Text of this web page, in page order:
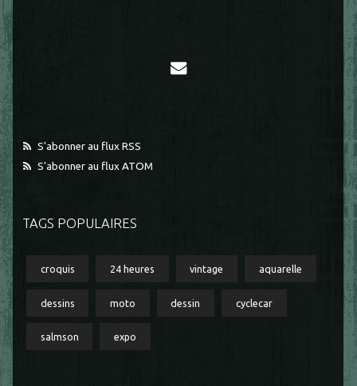
S'abonner au flux RSS
S'abonner au flux ATOM
TAGS POPULAIRES
croquis 24 heures vintage aquarelle
dessins moto dessin cyclecar
salmson expo